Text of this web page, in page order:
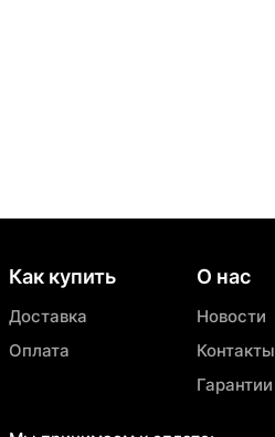
Как купить
Доставка
Оплата
О нас
Новости
Контакты
Гарантии